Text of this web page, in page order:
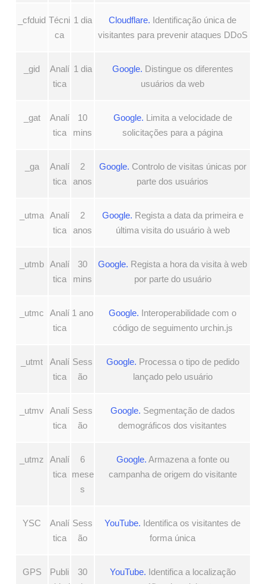
_cfduid Técni
ca
1 dia Cloudflare. Identificação única de
visitantes para prevenir ataques DDoS
_gid
Analí
tica
1 dia Google. Distingue os diferentes
usuários da web
_gat
Analí
tica
10
mins
Google. Limita a velocidade de
solicitações para a página
_ga
Analí
tica
2
anos
Google. Controlo de visitas únicas por
parte dos usuários
_utma Analí
tica
2
anos
Google. Regista a data da primeira e
última visita do usuário à web
_utmb Analí
tica
30
mins
Google. Regista a hora da visita à web
por parte do usuário
_utmc
Analí
tica
1 ano Google. Interoperabilidade com o
código de seguimento urchin.js
_utmt
Analí
tica
Sess
ão
Google. Processa o tipo de pedido
lançado pelo usuário
_utmv Analí
tica
Sess
ão
Google. Segmentação de dados
demográficos dos visitantes
_utmz
Analí
tica
6
mese
s
Google. Armazena a fonte ou
campanha de origem do visitante
YSC
Analí
tica
Sess
ão
YouTube. Identifica os visitantes de
forma única
GPS
Publi
30
YouTube. Identifica a localização